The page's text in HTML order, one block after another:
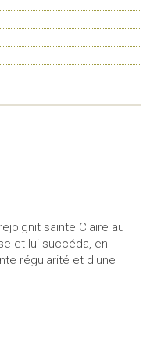
sainte Claire au
et lui succéda, en
régularité et d'une